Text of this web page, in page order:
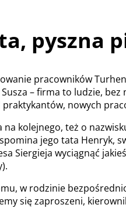
pyszna
pracowników
Susza – firma to ludzie,
nowych
kolejnego, też o
jego tata Henryk,
Siergieja wyciągnąć
w rodzinie
się zaproszeni,